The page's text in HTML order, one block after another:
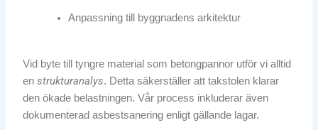
Anpassning till byggnadens arkitektur
Vid byte till tyngre material som betongpannor utför vi alltid
enstrukturanalys. Detta säkerställer att takstolen klarar
den ökade belastningen. Vår process inkluderar även
dokumenterad asbestsanering enligt gällande lagar.